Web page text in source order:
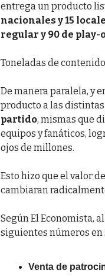
entrega un producto
nacionales y 15
regular y 90 de play-
Toneladas de
De manera paralela, y
producto a las
partido, mismas que
equipos y fanáticos,
ojos de millones.
Esto hizo que el valor
cambiaran
Según El Economista,
siguientes números en
Venta de